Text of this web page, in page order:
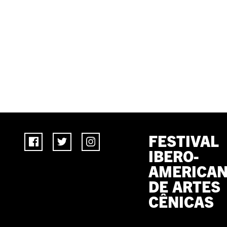
FESTIVAL
IBERO-
DE ARTES
CÊNICAS